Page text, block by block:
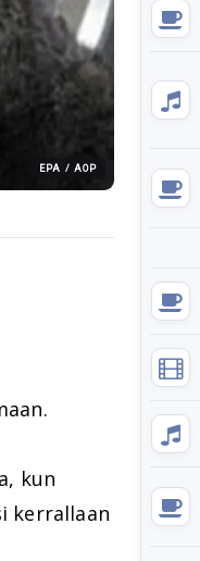
EPA / AOP
kun
kerrallaan